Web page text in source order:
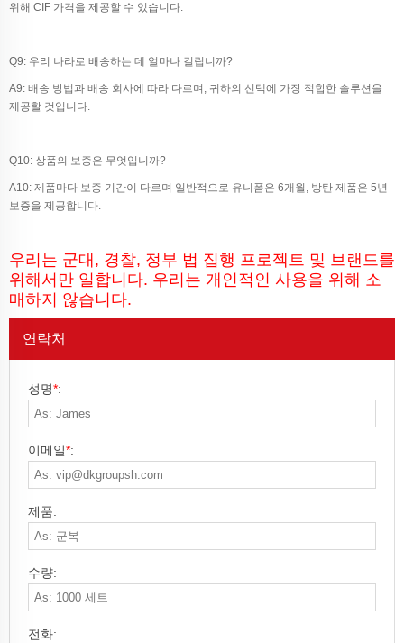
위해 CIF 가격을 제공할 수 있습니다.
Q9: 우리 나라로 배송하는 데 얼마나 걸립니까?
A9: 배송 방법과 배송 회사에 따라 다르며, 귀하의 선택에 가장 적합한 솔루션을
제공할 것입니다.
Q10: 상품의 보증은 무엇입니까?
A10: 제품마다 보증 기간이 다르며 일반적으로 유니폼은 6개월, 방탄 제품은 5년
보증을 제공합니다.
우리는 군대, 경찰, 정부 법 집행 프로젝트 및 브랜드를
위해서만 일합니다. 우리는 개인적인 사용을 위해 소
매하지 않습니다.
연락처
성명*:
이메일*:
제품:
수량:
전화: